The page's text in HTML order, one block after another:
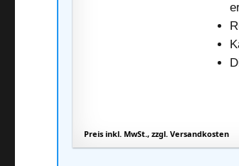
Preis inkl. MwSt., zzgl. Versandkosten